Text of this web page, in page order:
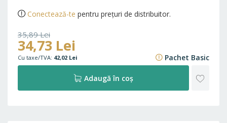
Conectează-te pentru prețuri de distribuitor.
35,89 Lei
43,43 Lei
34,73 Lei
42,02 Lei Pachet Basic
Adaugă în coș